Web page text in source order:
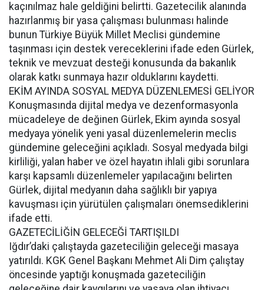
kaçınılmaz hale geldiğini belirtti. Gazetecilik alanında
hazırlanmış bir yasa çalışması bulunması halinde
bunun Türkiye Büyük Millet Meclisi gündemine
taşınması için destek vereceklerini ifade eden Gürlek,
teknik ve mevzuat desteği konusunda da bakanlık
olarak katkı sunmaya hazır olduklarını kaydetti.
EKİM AYINDA SOSYAL MEDYA DÜZENLEMESİ GELİYOR
Konuşmasında dijital medya ve dezenformasyonla
mücadeleye de değinen Gürlek, Ekim ayında sosyal
medyaya yönelik yeni yasal düzenlemelerin meclis
gündemine geleceğini açıkladı. Sosyal medyada bilgi
kirliliği, yalan haber ve özel hayatın ihlali gibi sorunlara
karşı kapsamlı düzenlemeler yapılacağını belirten
Gürlek, dijital medyanın daha sağlıklı bir yapıya
kavuşması için yürütülen çalışmaları önemsediklerini
ifade etti.
GAZETECİLİĞİN GELECEĞİ TARTIŞILDI
Iğdır’daki çalıştayda gazeteciliğin geleceği masaya
yatırıldı. KGK Genel Başkanı Mehmet Ali Dim çalıştay
öncesinde yaptığı konuşmada gazeteciliğin